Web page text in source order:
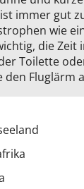
immer gut
wie
die
Toilette
Fluglärm